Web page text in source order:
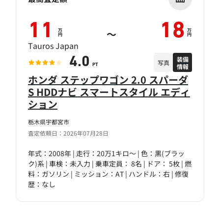
栃木県宇都宮市
査定依頼日：2026年07月28日
ホンダ ステップワゴン 2.0 スパーダ
S HDDナビ スマートスタイル エディ
ション
年式：2008年 | 走行：20万1キロ～ | 色：黒(ブラッ
ク)系 | 車検：未入力 | 乗車定員： 8名 | ドア： 5枚 | 燃
料：ガソリン | ミッション：AT | ハンドル：右 | 修復
歴：なし
11 万
円 ～ 18 万
円
Tauros Japan
4.0 PT 写真
装備
情報